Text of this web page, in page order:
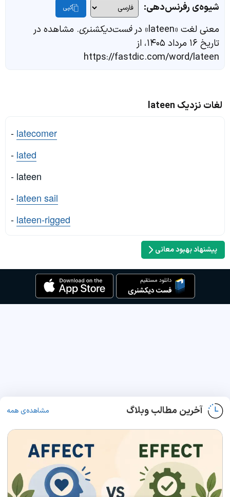
شیوه‌ی رفرنس‌دهی: کپی
معنی لغت «lateen» در فست‌دیکشنری. مشاهده در
تاریخ ۱۶ مرداد ۱۴۰۵، از
https://fastdic.com/word/lateen
لغات نزدیک lateen
- latecomer
- lated
- lateen
- lateen sail
- lateen-rigged
پیشنهاد بهبود معانی
آخرین مطالب وبلاگ مشاهده‌ی همه